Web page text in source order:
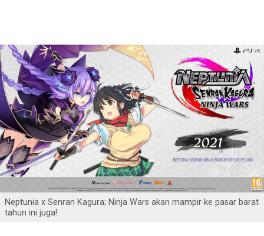
Neptunia x Senran Kagura; Ninja Wars akan mampir ke pasar barat
tahun ini juga!